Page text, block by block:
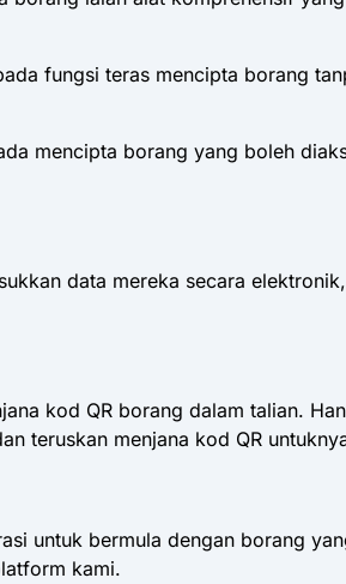
fungsi teras mencipta borang
mencipta borang yang boleh
data mereka secara
kod QR borang dalam talian.
teruskan menjana kod QR
untuk bermula dengan borang
kami.